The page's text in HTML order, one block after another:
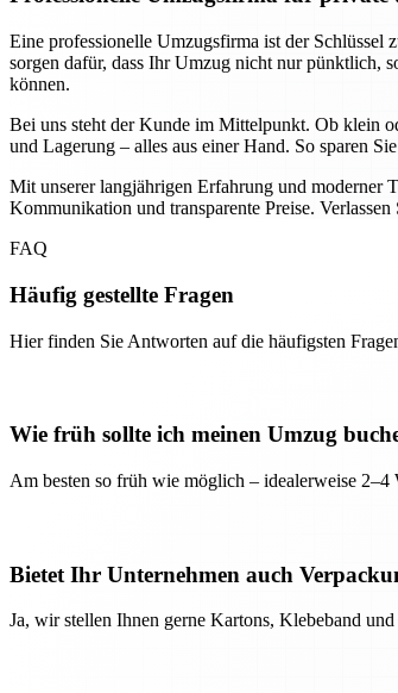
Eine professionelle Umzugsfirma ist der Schlüssel
sorgen dafür, dass Ihr Umzug nicht nur pünktlich,
können.
Bei uns steht der Kunde im Mittelpunkt. Ob klein
und Lagerung – alles aus einer Hand. So sparen
Mit unserer langjährigen Erfahrung und moderner
Kommunikation und transparente Preise.
FAQ
Häufig gestellte Fragen
Hier finden Sie Antworten auf die häufigsten
Wie früh sollte ich meinen Umzug
Am besten so früh wie möglich – idealerweise
Bietet Ihr Unternehmen auch
Ja, wir stellen Ihnen gerne Kartons, Klebeband